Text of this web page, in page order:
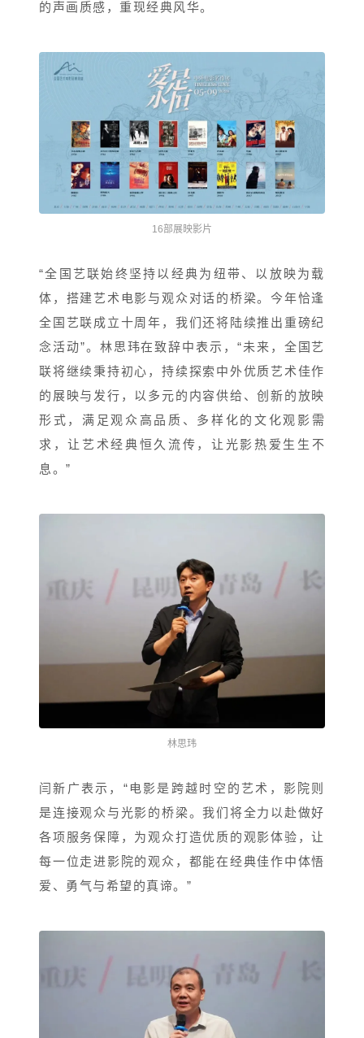
的声画质感，重现经典风华。
16部展映影片
“全国艺联始终坚持以经典为纽带、以放映为载
体，搭建艺术电影与观众对话的桥梁。今年恰逢
全国艺联成立十周年，我们还将陆续推出重磅纪
念活动”。林思玮在致辞中表示，“未来，全国艺
联将继续秉持初心，持续探索中外优质艺术佳作
的展映与发行，以多元的内容供给、创新的放映
形式，满足观众高品质、多样化的文化观影需
求，让艺术经典恒久流传，让光影热爱生生不
息。”
林思玮
闫新广表示，“电影是跨越时空的艺术，影院则
是连接观众与光影的桥梁。我们将全力以赴做好
各项服务保障，为观众打造优质的观影体验，让
每一位走进影院的观众，都能在经典佳作中体悟
爱、勇气与希望的真谛。”